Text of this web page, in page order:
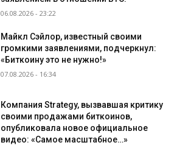
06.08.2026 - 23:22
Майкл Сэйлор, известный своими
громкими заявлениями, подчеркнул:
«Биткоину это не нужно!»
07.08.2026 - 16:34
Компания Strategy, вызвавшая критику
своими продажами биткоинов,
опубликовала новое официальное
видео: «Самое масштабное…»